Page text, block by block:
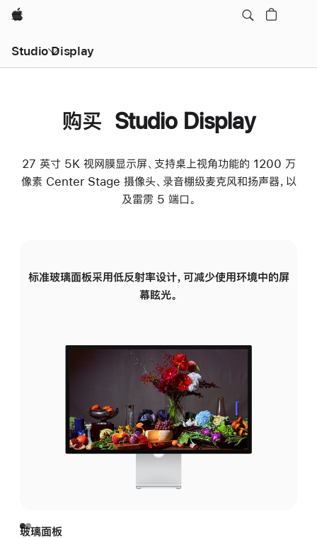
Apple
Studio Display
购买 Studio Display
27 英寸 5K 视网膜显示屏、支持桌上视角功能的 1200 万
像素 Center Stage 摄像头、录音棚级麦克风和扬声器，以
及雷雳 5 端口。
标准玻璃面板采用低反射率设计，可减少使用环境中的屏
幕眩光。
玻璃面板